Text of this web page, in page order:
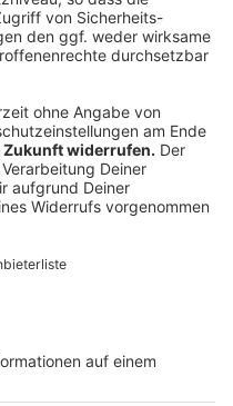
werden. Alle
und
kommen neue Bereiche
und positive
Zuversicht stärken“
dass die Zahl der
erhöht wurde.
auf der
ausgenommen